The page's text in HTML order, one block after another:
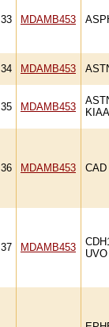
33 MDAMB453
34 MDAMB453
35 MDAMB453
36 MDAMB453 CAD
37 MDAMB453
UVO